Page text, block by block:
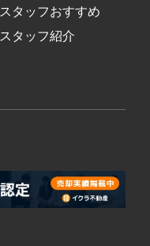
スタッフおすすめ
スタッフ紹介